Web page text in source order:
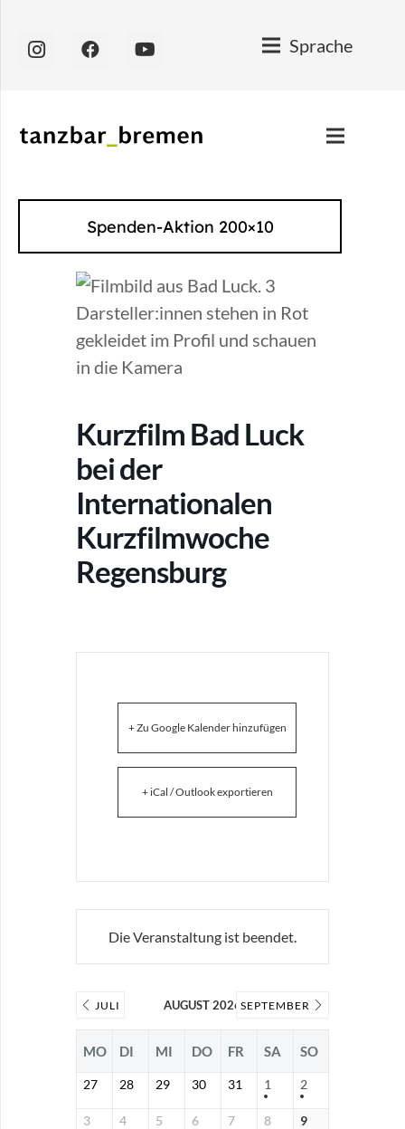
Sprache
Spenden-Aktion 200×10
Kurzfilm Bad Luck
bei der
Internationalen
Kurzfilmwoche
Regensburg
+ Zu Google Kalender hinzufügen
+ iCal / Outlook exportieren
Die Veranstaltung ist beendet.
JULI AUGUST 2026SEPTEMBER
MO DI MI DO FR SA SO
27 28 29 30 31 1 2
3 4 5 6 7 8 9